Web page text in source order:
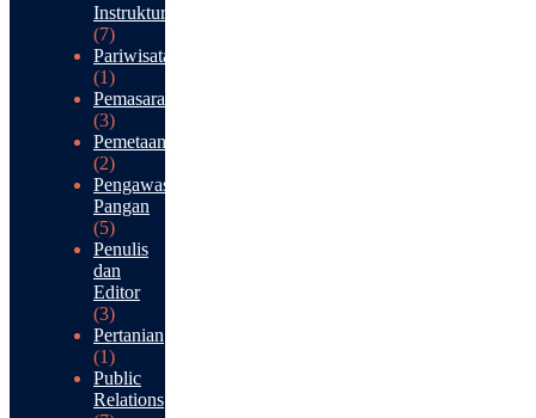
Instruktur
(7)
Pariwisata
(1)
Pemasaran
(3)
Pemetaan
(2)
Pengawasan
Pangan
(5)
Penulis
dan
Editor
(3)
Pertanian
(1)
Public
Relations